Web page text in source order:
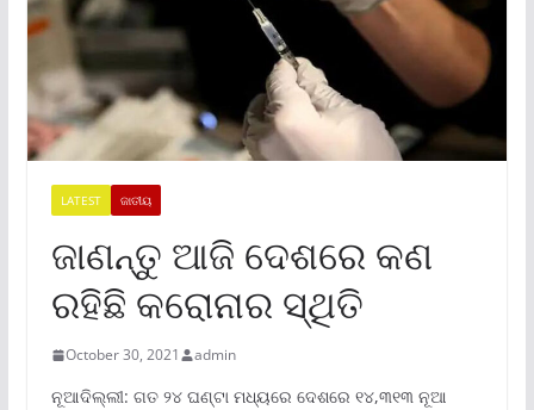
LATEST ଜାତୀୟ
ଜାଣନ୍ତୁ ଆଜି ଦେଶରେ କଣ
ରହିଛି କରୋନାର ସ୍ଥିତି
October 30, 2021 admin
ନୂଆଦିଲ୍ଲୀ: ଗତ ୨୪ ଘଣ୍ଟା ମଧ୍ୟରେ ଦେଶରେ ୧୪,୩୧୩ ନୂଆ